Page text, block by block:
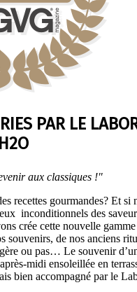
PAR LE
H2O
aux classiques !"
recettes gourmandes? Et si
inconditionnels des
crée cette nouvelle
souvenirs, de nos anciens
ou pas… Le souvenir
midi ensoleillée en
bien accompagné par le